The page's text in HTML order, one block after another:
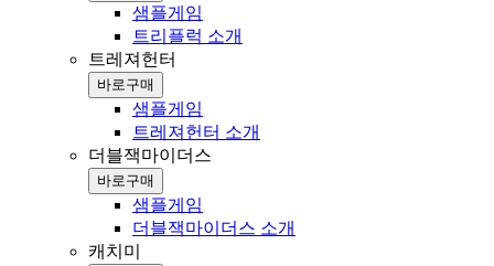
샘플게임
트리플럭 소개
트레져헌터
바로구매
샘플게임
트레져헌터 소개
더블잭마이더스
바로구매
샘플게임
더블잭마이더스 소개
캐치미